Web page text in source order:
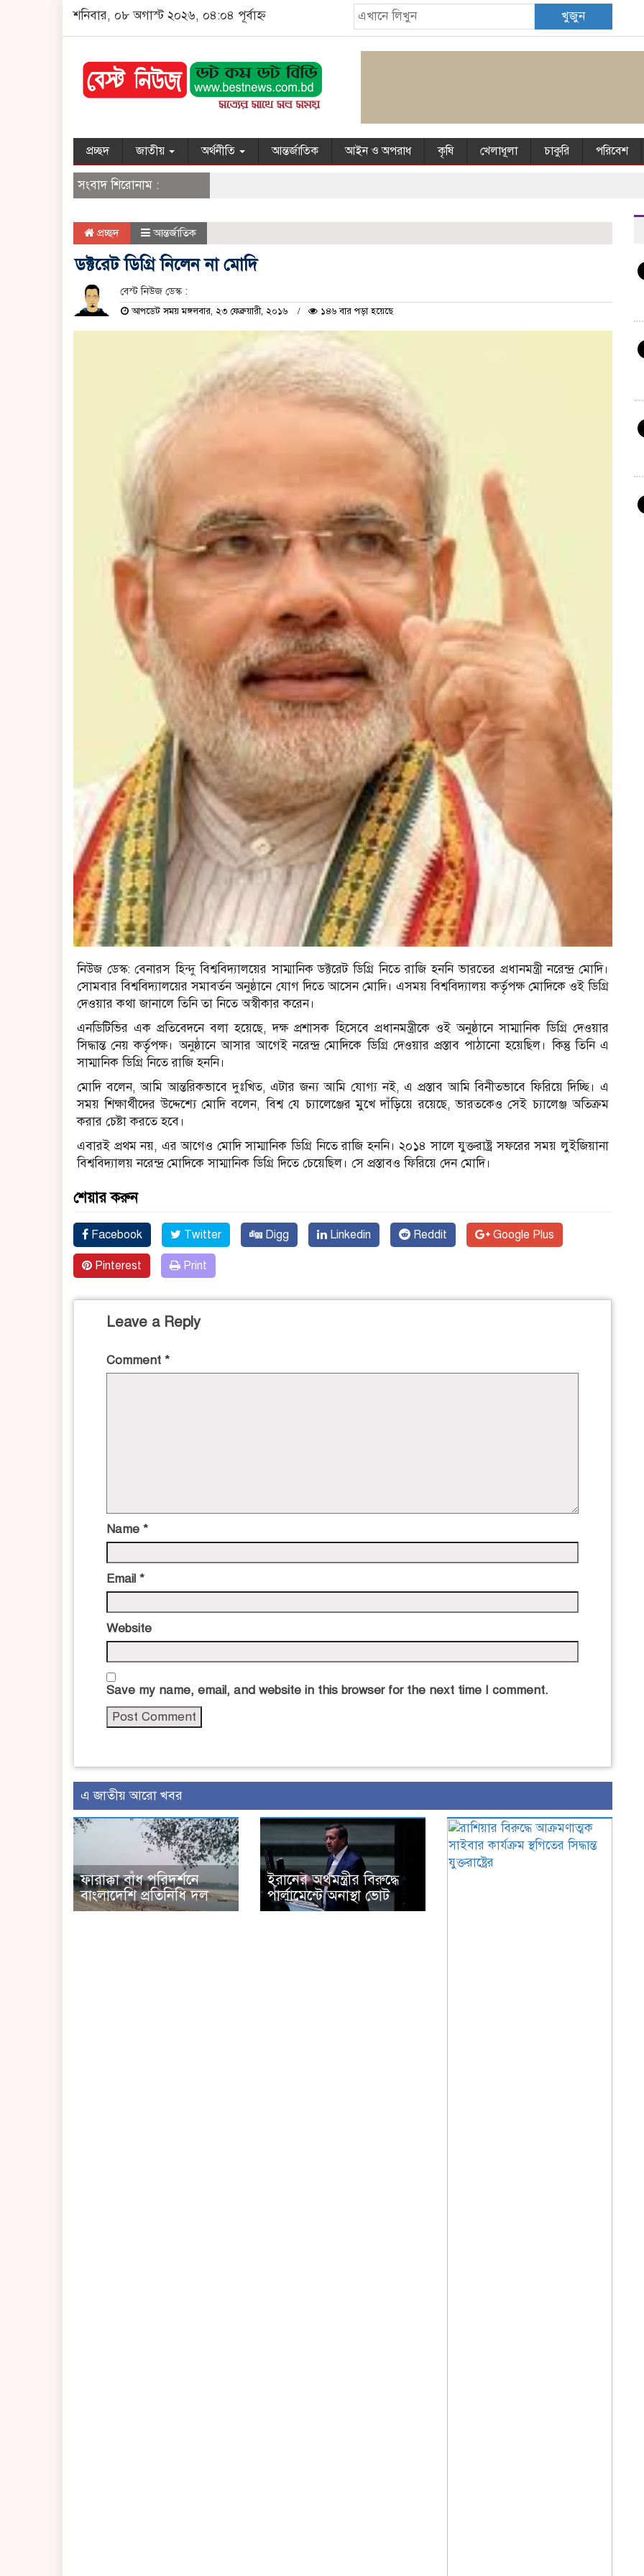
শনিবার, ০৮ অগাস্ট ২০২৬, ০৪:০৪ পূর্বাহ্ন খুজুন
প্রচ্ছদ জাতীয় অর্থনীতি আন্তর্জাতিক আইন ও অপরাধ কৃষি খেলাধূলা চাকুরি পরিবেশ
সংবাদ শিরোনাম :
প্রচ্ছদ আন্তর্জাতিক
ডক্টরেট ডিগ্রি নিলেন না মোদি
বেস্ট নিউজ ডেস্ক :
আপডেট সময় মঙ্গলবার, ২৩ ফেব্রুয়ারী, ২০১৬ ১৪৬ বার পড়া হয়েছে
নিউজ ডেস্ক: বেনারস হিন্দু বিশ্ববিদ্যালয়ের সাম্মানিক ডক্টরেট ডিগ্রি নিতে রাজি হননি ভারতের প্রধানমন্ত্রী নরেন্দ্র মোদি।
সোমবার বিশ্ববিদ্যালয়ের সমাবর্তন অনুষ্ঠানে যোগ দিতে আসেন মোদি। এসময় বিশ্ববিদ্যালয় কর্তৃপক্ষ মোদিকে ওই ডিগ্রি
দেওয়ার কথা জানালে তিনি তা নিতে অস্বীকার করেন।
এনডিটিভির এক প্রতিবেদনে বলা হয়েছে, দক্ষ প্রশাসক হিসেবে প্রধানমন্ত্রীকে ওই অনুষ্ঠানে সাম্মানিক ডিগ্রি দেওয়ার
সিদ্ধান্ত নেয় কর্তৃপক্ষ। অনুষ্ঠানে আসার আগেই নরেন্দ্র মোদিকে ডিগ্রি দেওয়ার প্রস্তাব পাঠানো হয়েছিল। কিন্তু তিনি এ
সাম্মানিক ডিগ্রি নিতে রাজি হননি।
মোদি বলেন, আমি আন্তরিকভাবে দুঃখিত, এটার জন্য আমি যোগ্য নই, এ প্রস্তাব আমি বিনীতভাবে ফিরিয়ে দিচ্ছি। এ
সময় শিক্ষার্থীদের উদ্দেশ্যে মোদি বলেন, বিশ্ব যে চ্যালেঞ্জের মুখে দাঁড়িয়ে রয়েছে, ভারতকেও সেই চ্যালেঞ্জ অতিক্রম
করার চেষ্টা করতে হবে।
এবারই প্রথম নয়, এর আগেও মোদি সাম্মানিক ডিগ্রি নিতে রাজি হননি। ২০১৪ সালে যুক্তরাষ্ট্র সফরের সময় লুইজিয়ানা
বিশ্ববিদ্যালয় নরেন্দ্র মোদিকে সাম্মানিক ডিগ্রি দিতে চেয়েছিল। সে প্রস্তাবও ফিরিয়ে দেন মোদি।
শেয়ার করুন
Facebook Twitter Digg Linkedin Reddit Google Plus
Pinterest Print
Leave a Reply
Comment *
Name *
Email *
Website
Save my name, email, and website in this browser for the next time I comment.
এ জাতীয় আরো খবর
ফারাক্কা বাঁধ পরিদর্শনে
বাংলাদেশি প্রতিনিধি দল
ইরানের অর্থমন্ত্রীর বিরুদ্ধে
পার্লামেন্টে অনাস্থা ভোট